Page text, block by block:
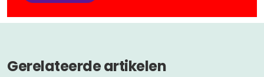
Gerelateerde artikelen